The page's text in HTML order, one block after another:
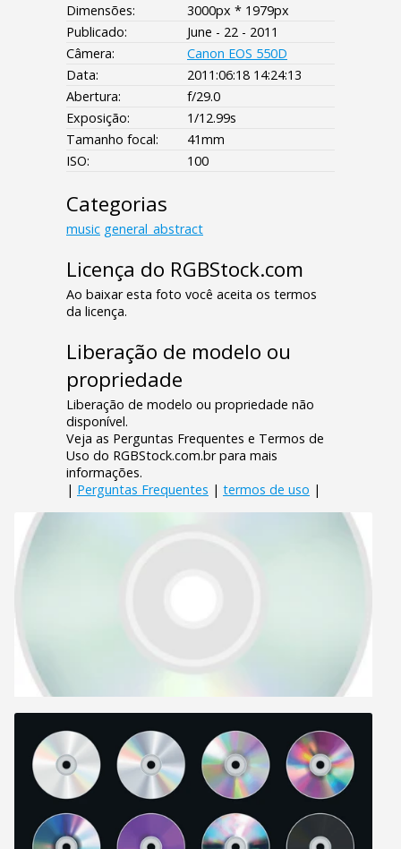
Dimensões:
3000px * 1979px
Publicado:
June - 22 - 2011
Câmera:
Canon EOS 550D
Data:
2011:06:18 14:24:13
Abertura:
f/29.0
Exposição:
1/12.99s
Tamanho focal:
41mm
ISO:
100
Categorias
music general_abstract
Licença do RGBStock.com
Ao baixar esta foto você aceita os termos
da licença.
Liberação de modelo ou
propriedade
Liberação de modelo ou propriedade não
disponível.
Veja as Perguntas Frequentes e Termos de
Uso do RGBStock.com.br para mais
informações.
| Perguntas Frequentes | termos de uso |